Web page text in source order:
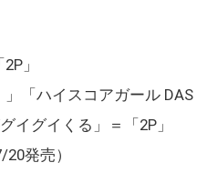
」
「ハイスコアガール DAS
イグイくる」＝「2P」
発売）